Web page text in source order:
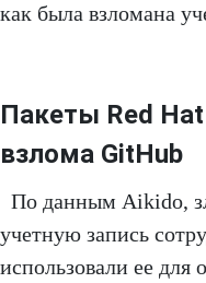
как была взломана
Пакеты Red
взлома GitHub
По данным Aikido,
учетную запись
использовали ее для